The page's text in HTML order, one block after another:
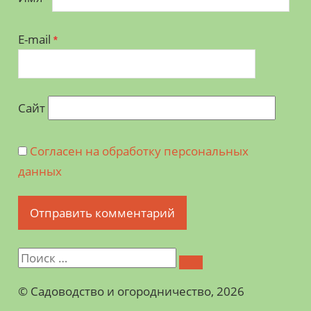
E-mail *
Сайт
Согласен на обработку персональных
данных
©️ Садоводство и огородничество, 2026